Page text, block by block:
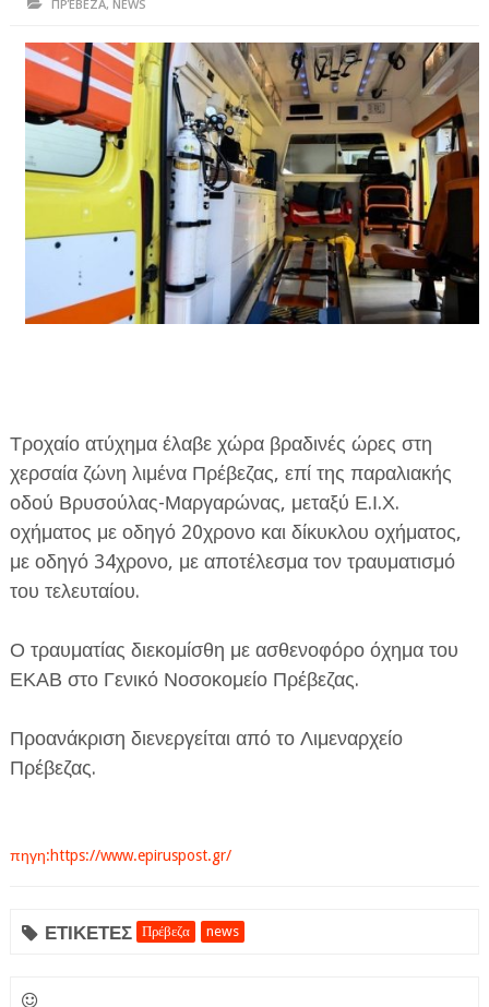
ΗΠΕΙΡΟΣ
ΠΡΕΒΕΖΑ
ΑΡΤΑ
ΙΩΑΝΝΙΝΑ
ΘΕΣΠΡΩΤΙΑ
ΙΟΝΙΑ ΝΗΣΙΑ
ΚΑΙ ΕΛΛΑΔΑ
ΥΓΕΙΑ-ΟΜΟΡΦΙΑ
ΤΕΧΝΟΛΟΓΙΑ
ΔΙΕΘΝΗ
ΕΦΗΜΕΡΙΔΑ Η ΠΑΡΓΑ
ΠΡΈΒΕΖΑ, NEWS
Τροχαίο ατύχημα έλαβε χώρα βραδινές ώρες στη
χερσαία ζώνη λιμένα Πρέβεζας, επί της παραλιακής
οδού Βρυσούλας-Μαργαρώνας, μεταξύ Ε.Ι.Χ.
οχήματος με οδηγό 20χρονο και δίκυκλου οχήματος,
με οδηγό 34χρονο, με αποτέλεσμα τον τραυματισμό
του τελευταίου.
Ο τραυματίας διεκομίσθη με ασθενοφόρο όχημα του
ΕΚΑΒ στο Γενικό Νοσοκομείο Πρέβεζας.
Προανάκριση διενεργείται από το Λιμεναρχείο
Πρέβεζας.
πηγη:https://www.epiruspost.gr/
ΕΤΙΚΕΤΕΣ Πρέβεζα news